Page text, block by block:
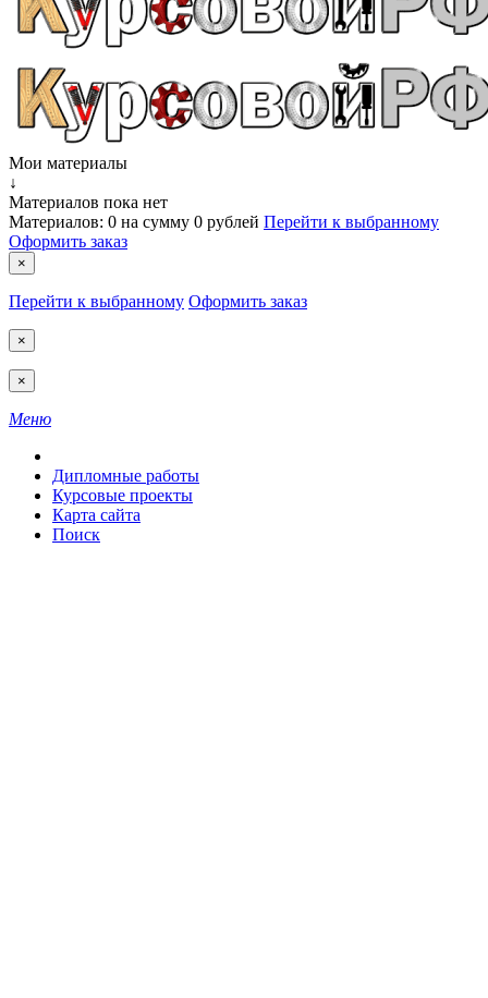
Мои материалы
↓
Материалов пока нет
Материалов: 0 на сумму 0 рублей Перейти к выбранному
Оформить заказ
×
Перейти к выбранному Оформить заказ
×
×
Меню
Дипломные работы
Курсовые проекты
Карта сайта
Поиск